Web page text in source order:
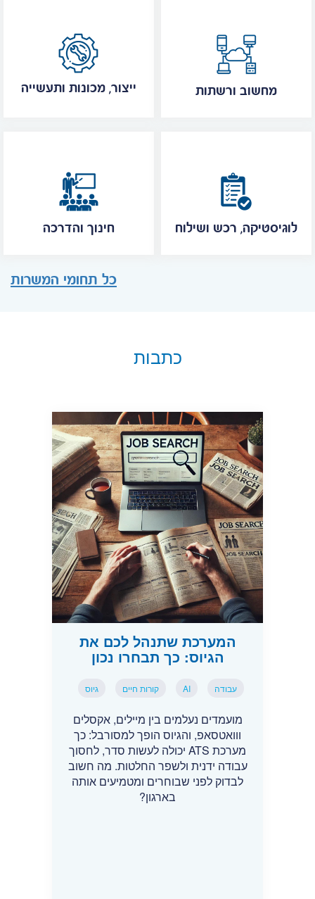
ייצור, מכונות ותעשייה מחשוב ורשתות
חינוך והדרכה לוגיסטיקה, רכש ושילוח
כל תחומי המשרות
כתבות
המערכת שתנהל לכם את
הגיוס: כך תבחרו נכון
עבודה AI קורות חיים גיוס
מועמדים נעלמים בין מיילים, אקסלים
ווואטסאפ, והגיוס הופך למסורבל: כך
מערכת ATS יכולה לעשות סדר, לחסוך
עבודה ידנית ולשפר החלטות. מה חשוב
לבדוק לפני שבוחרים ומטמיעים אותה
בארגון?